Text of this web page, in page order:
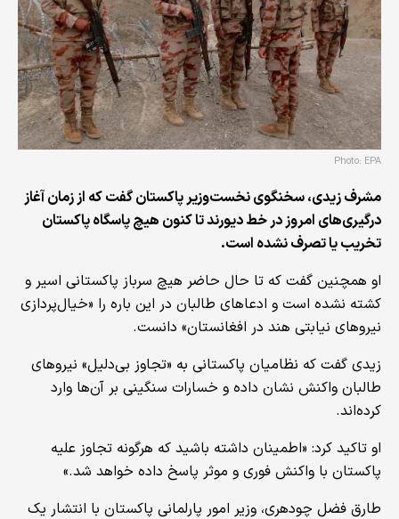
Photo: EPA
مشرف زیدی، سخنگوی نخست‌وزیر پاکستان گفت که از زمان آغاز
درگیری‌های امروز در خط دیورند تا کنون هیچ پاسگاه پاکستان
تخریب یا تصرف نشده است.
او همچنین گفت که تا حال حاضر هیچ سرباز پاکستانی اسیر و
کشته نشده است و ادعاهای طالبان در این باره را «خیال‌پردازی
نیروهای نیابتی هند در افغانستان» دانست.
زیدی گفت که نظامیان پاکستانی به «تجاوز بی‌دلیل» نیروهای
طالبان واکنش نشان داده و خسارات سنگینی بر آن‌ها وارد
کرده‌اند.
او تاکید کرد: «اطمینان داشته باشید که هرگونه تجاوز علیه
پاکستان با واکنش فوری و موثر پاسخ داده خواهد شد.»
طارق فضل چودهری، وزیر امور پارلمانی پاکستان با انتشار یک